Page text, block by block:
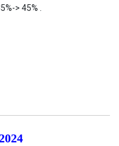
> 45% .